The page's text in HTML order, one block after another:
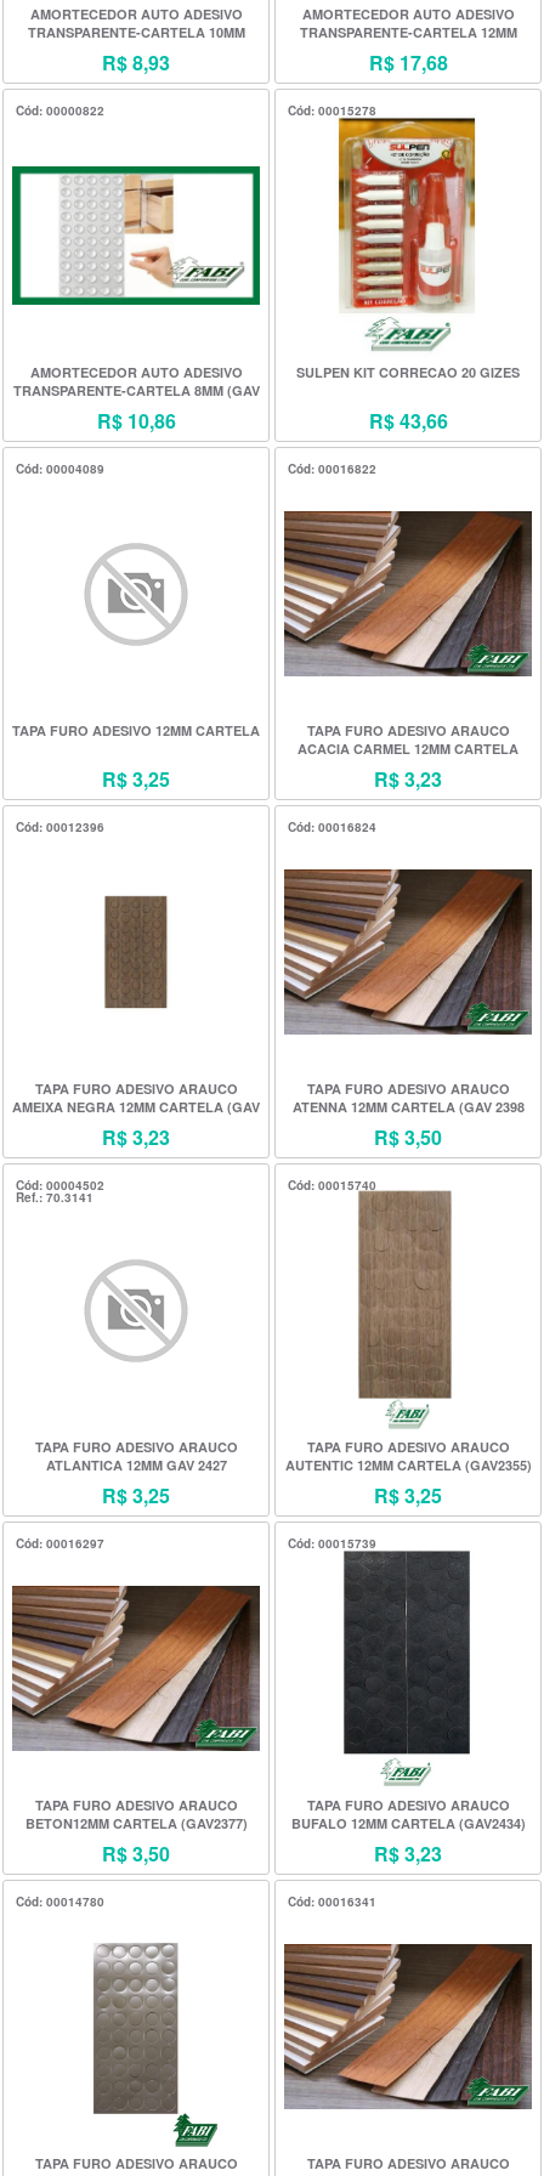
AMORTECEDOR AUTO ADESIVO
TRANSPARENTE-CARTELA 10MM
R$ 8,93
AMORTECEDOR AUTO ADESIVO
TRANSPARENTE-CARTELA 12MM
R$ 17,68
Cód: 00000822
AMORTECEDOR AUTO ADESIVO
TRANSPARENTE-CARTELA 8MM (GAV
R$ 10,86
Cód: 00015278
SULPEN KIT CORRECAO 20 GIZES
R$ 43,66
Cód: 00004089
TAPA FURO ADESIVO 12MM CARTELA
R$ 3,25
Cód: 00016822
TAPA FURO ADESIVO ARAUCO
ACACIA CARMEL 12MM CARTELA
R$ 3,23
Cód: 00012396
TAPA FURO ADESIVO ARAUCO
AMEIXA NEGRA 12MM CARTELA (GAV
R$ 3,23
Cód: 00016824
TAPA FURO ADESIVO ARAUCO
ATENNA 12MM CARTELA (GAV 2398
R$ 3,50
Cód: 00004502
Ref.: 70.3141
TAPA FURO ADESIVO ARAUCO
ATLANTICA 12MM GAV 2427
R$ 3,25
Cód: 00015740
TAPA FURO ADESIVO ARAUCO
AUTENTIC 12MM CARTELA (GAV2355)
R$ 3,25
Cód: 00016297
TAPA FURO ADESIVO ARAUCO
BETON12MM CARTELA (GAV2377)
R$ 3,50
Cód: 00015739
TAPA FURO ADESIVO ARAUCO
BUFALO 12MM CARTELA (GAV2434)
R$ 3,23
Cód: 00014780
TAPA FURO ADESIVO ARAUCO
Cód: 00016341
TAPA FURO ADESIVO ARAUCO